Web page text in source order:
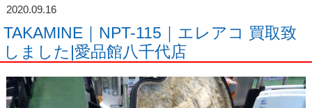
2020.09.16
TAKAMINE｜NPT-115｜エレアコ 買取致
しました|愛品館八千代店